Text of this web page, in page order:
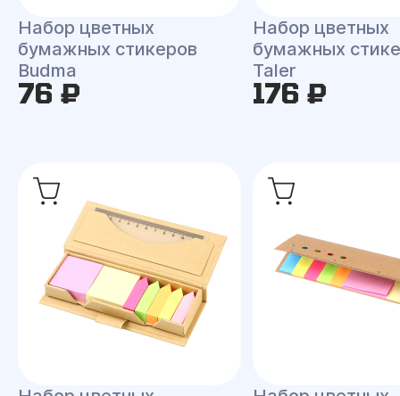
Набор цветных
бумажных стикеров
Budma
76 ₽
Набор цветных
бумажных
Taler
176 ₽